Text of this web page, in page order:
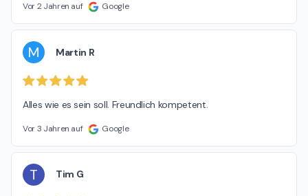
Vor 2 Jahren auf Google
M Martin R
Alles wie es sein soll. Freundlich kompetent.
Vor 3 Jahren auf Google
T Tim G